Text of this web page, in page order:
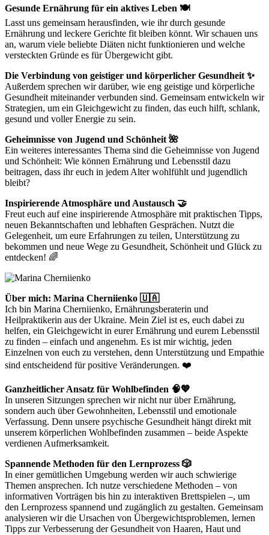
Gesunde Ernährung für ein aktives Leben 🍽️
Lasst uns gemeinsam herausfinden, wie ihr durch gesunde
Ernährung und leckere Gerichte fit bleiben könnt. Wir schauen uns
an, warum viele beliebte Diäten nicht funktionieren und welche
versteckten Gründe es für Übergewicht gibt.
Die Verbindung von geistiger und körperlicher Gesundheit ✨
Außerdem sprechen wir darüber, wie eng geistige und körperliche
Gesundheit miteinander verbunden sind. Gemeinsam entwickeln wir
Strategien, um ein Gleichgewicht zu finden, das euch hilft, schlank,
gesund und voller Energie zu sein.
Geheimnisse von Jugend und Schönheit 🌺
Ein weiteres interessantes Thema sind die Geheimnisse von Jugend
und Schönheit: Wie können Ernährung und Lebensstil dazu
beitragen, dass ihr euch in jedem Alter wohlfühlt und jugendlich
bleibt?
Inspirierende Atmosphäre und Austausch 🤝
Freut euch auf eine inspirierende Atmosphäre mit praktischen Tipps,
neuen Bekanntschaften und lebhaften Gesprächen. Nutzt die
Gelegenheit, um eure Erfahrungen zu teilen, Unterstützung zu
bekommen und neue Wege zu Gesundheit, Schönheit und Glück zu
entdecken! 🌈
Über mich: Marina Cherniienko 🇺🇦
Ich bin Marina Cherniienko, Ernährungsberaterin und
Heilpraktikerin aus der Ukraine. Mein Ziel ist es, euch dabei zu
helfen, ein Gleichgewicht in eurer Ernährung und eurem Lebensstil
zu finden – einfach und angenehm. Es ist mir wichtig, jeden
Einzelnen von euch zu verstehen, denn Unterstützung und Empathie
sind entscheidend für positive Veränderungen. ❤️
Ganzheitlicher Ansatz für Wohlbefinden 🧠💖
In unseren Sitzungen sprechen wir nicht nur über Ernährung,
sondern auch über Gewohnheiten, Lebensstil und emotionale
Verfassung. Denn unsere psychische Gesundheit hängt direkt mit
unserem körperlichen Wohlbefinden zusammen – beide Aspekte
verdienen Aufmerksamkeit.
Spannende Methoden für den Lernprozess 🎲
In einer gemütlichen Umgebung werden wir auch schwierige
Themen ansprechen. Ich nutze verschiedene Methoden – von
informativen Vorträgen bis hin zu interaktiven Brettspielen –, um
den Lernprozess spannend und zugänglich zu gestalten. Gemeinsam
analysieren wir die Ursachen von Übergewichtsproblemen, lernen
Tipps zur Verbesserung der Gesundheit von Haaren, Haut und